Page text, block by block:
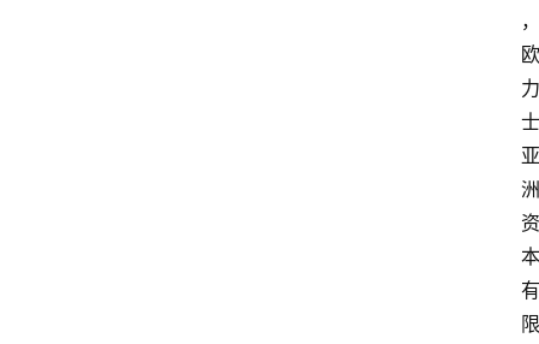
，
欧
力
士
亚
洲
资
本
有
限